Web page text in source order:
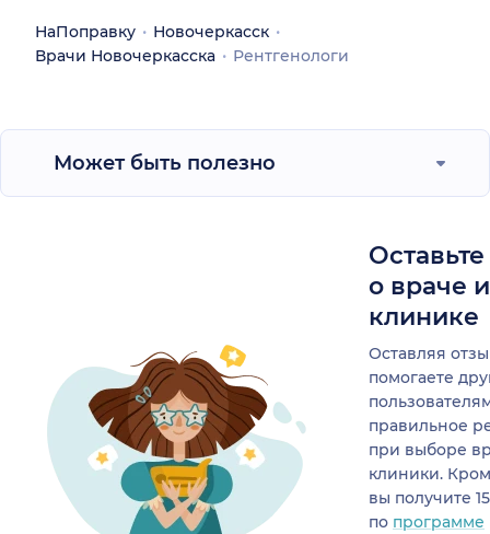
НаПоправку
Новочеркасск
Врачи Новочеркасска
Рентгенологи
Может быть полезно
о враче
клинике
Оставляя
помогаете
правильное
при выборе
клиники.
вы получите
по программе